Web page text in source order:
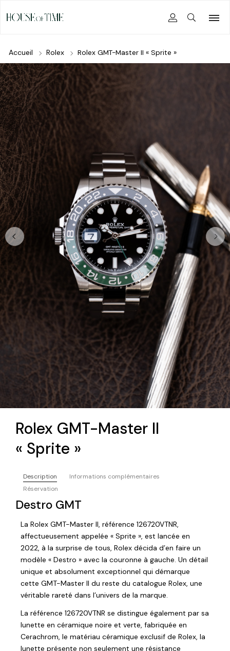
Accueil Rolex Rolex GMT-Master II « Sprite »
Rolex GMT-Master II
« Sprite »
Description
Informations complémentaires
Réservation
Destro GMT
La Rolex GMT-Master II, référence 126720VTNR,
affectueusement appelée « Sprite », est lancée en
2022, à la surprise de tous, Rolex décida d’en faire un
modèle « Destro » avec la couronne à gauche. Un détail
unique et absolument exceptionnel qui démarque
cette GMT-Master II du reste du catalogue Rolex, une
véritable rareté dans l’univers de la marque.
La référence 126720VTNR se distingue également par sa
lunette en céramique noire et verte, fabriquée en
Cerachrom, le matériau céramique exclusif de Rolex, la
lunette présente non seulement une résistance